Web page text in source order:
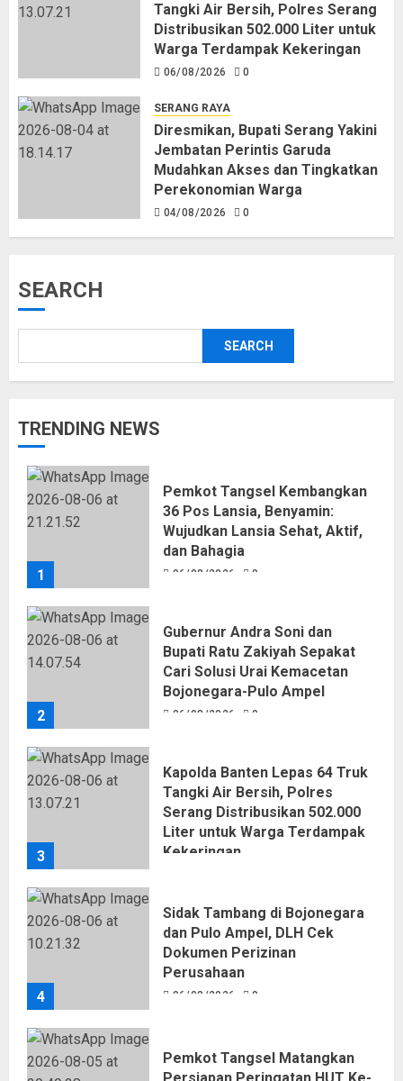
Tangki Air Bersih, Polres Serang
Distribusikan 502.000 Liter untuk
Warga Terdampak Kekeringan
06/08/2026 0
SERANG RAYA
Diresmikan, Bupati Serang Yakini
Jembatan Perintis Garuda
Mudahkan Akses dan Tingkatkan
Perekonomian Warga
04/08/2026 0
SEARCH
SEARCH
TRENDING NEWS
1
Pemkot Tangsel Kembangkan
36 Pos Lansia, Benyamin:
Wujudkan Lansia Sehat, Aktif,
dan Bahagia
06/08/2026 0
2
Gubernur Andra Soni dan
Bupati Ratu Zakiyah Sepakat
Cari Solusi Urai Kemacetan
Bojonegara-Pulo Ampel
06/08/2026 0
3
Kapolda Banten Lepas 64 Truk
Tangki Air Bersih, Polres
Serang Distribusikan 502.000
Liter untuk Warga Terdampak
Kekeringan
4
Sidak Tambang di Bojonegara
dan Pulo Ampel, DLH Cek
Dokumen Perizinan
Perusahaan
06/08/2026 0
Pemkot Tangsel Matangkan